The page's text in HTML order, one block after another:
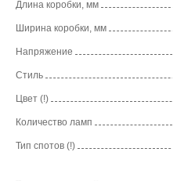
Длина коробки, мм
Ширина коробки, мм
Напряжение
Стиль
Цвет (!)
Количество ламп
Тип спотов (!)